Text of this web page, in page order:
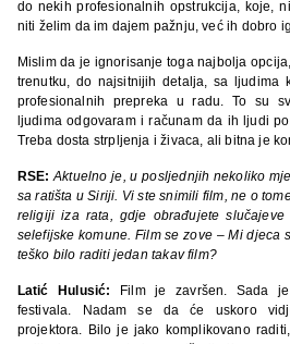
do nekih profesionalnih opstrukcija, koje,
niti želim da im dajem pažnju, već ih dobro
Mislim da je ignorisanje toga najbolja
trenutku, do najsitnijih detalja, sa ljudima
profesionalnih prepreka u radu. To su
ljudima odgovaram i računam da ih ljudi
Treba dosta strpljenja i živaca, ali bitna je
RSE: Aktuelno je, u posljednjih nekoliko
sa ratišta u Siriji. Vi ste snimili film, ne o
religiji iza rata, gdje obrađujete
selefijske komune. Film se zove – Mi djeca
teško bilo raditi jedan takav film?
Latić Hulusić: Film je završen. Sada
festivala. Nadam se da će uskoro
projektora. Bilo je jako komplikovano